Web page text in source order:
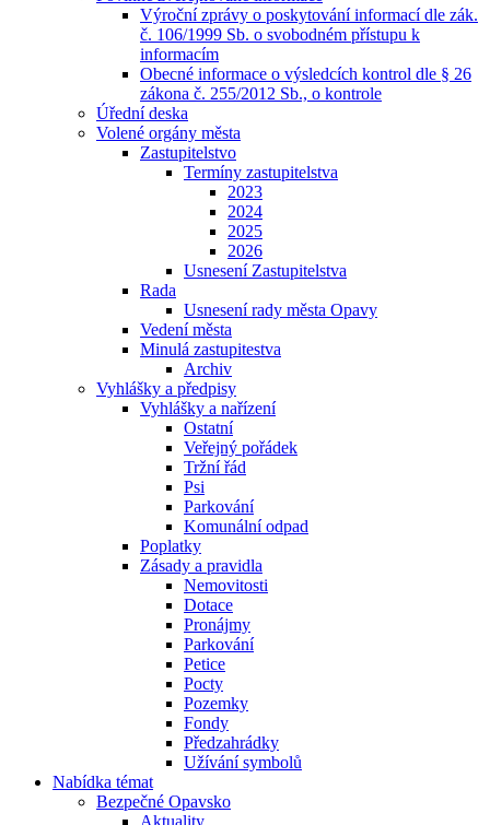
Výroční zprávy o poskytování informací dle zák.
č. 106/1999 Sb. o svobodném přístupu k
informacím
Obecné informace o výsledcích kontrol dle § 26
zákona č. 255/2012 Sb., o kontrole
Úřední deska
Volené orgány města
Zastupitelstvo
Termíny zastupitelstva
2023
2024
2025
2026
Usnesení Zastupitelstva
Rada
Usnesení rady města Opavy
Vedení města
Minulá zastupitestva
Archiv
Vyhlášky a předpisy
Vyhlášky a nařízení
Ostatní
Veřejný pořádek
Tržní řád
Psi
Parkování
Komunální odpad
Poplatky
Zásady a pravidla
Nemovitosti
Dotace
Pronájmy
Parkování
Petice
Pocty
Pozemky
Fondy
Předzahrádky
Užívání symbolů
Nabídka témat
Bezpečné Opavsko